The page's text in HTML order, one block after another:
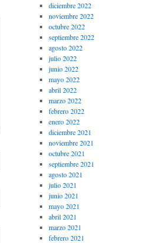
diciembre 2022
noviembre 2022
octubre 2022
septiembre 2022
agosto 2022
julio 2022
junio 2022
mayo 2022
abril 2022
marzo 2022
febrero 2022
enero 2022
diciembre 2021
noviembre 2021
octubre 2021
septiembre 2021
agosto 2021
julio 2021
junio 2021
mayo 2021
abril 2021
marzo 2021
febrero 2021